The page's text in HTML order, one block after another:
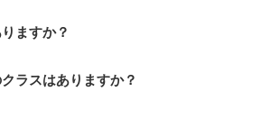
ますか？
ラスはありますか？